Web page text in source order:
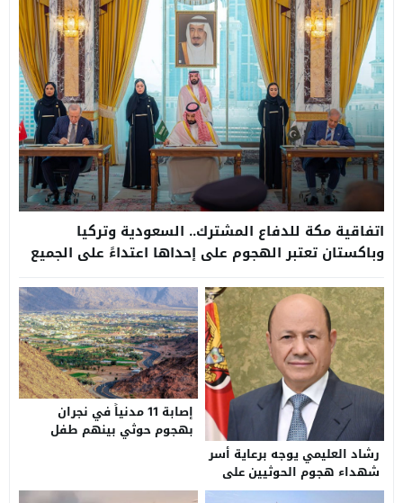
اتفاقية مكة للدفاع المشترك.. السعودية وتركيا
وباكستان تعتبر الهجوم على إحداها اعتداءً على الجميع
رشاد العليمي يوجه برعاية أسر
شهداء هجوم الحوثيين على
الجيش في حضرموت ومأرب
إصابة 11 مدنياً في نجران
بهجوم حوثي بينهم طفل